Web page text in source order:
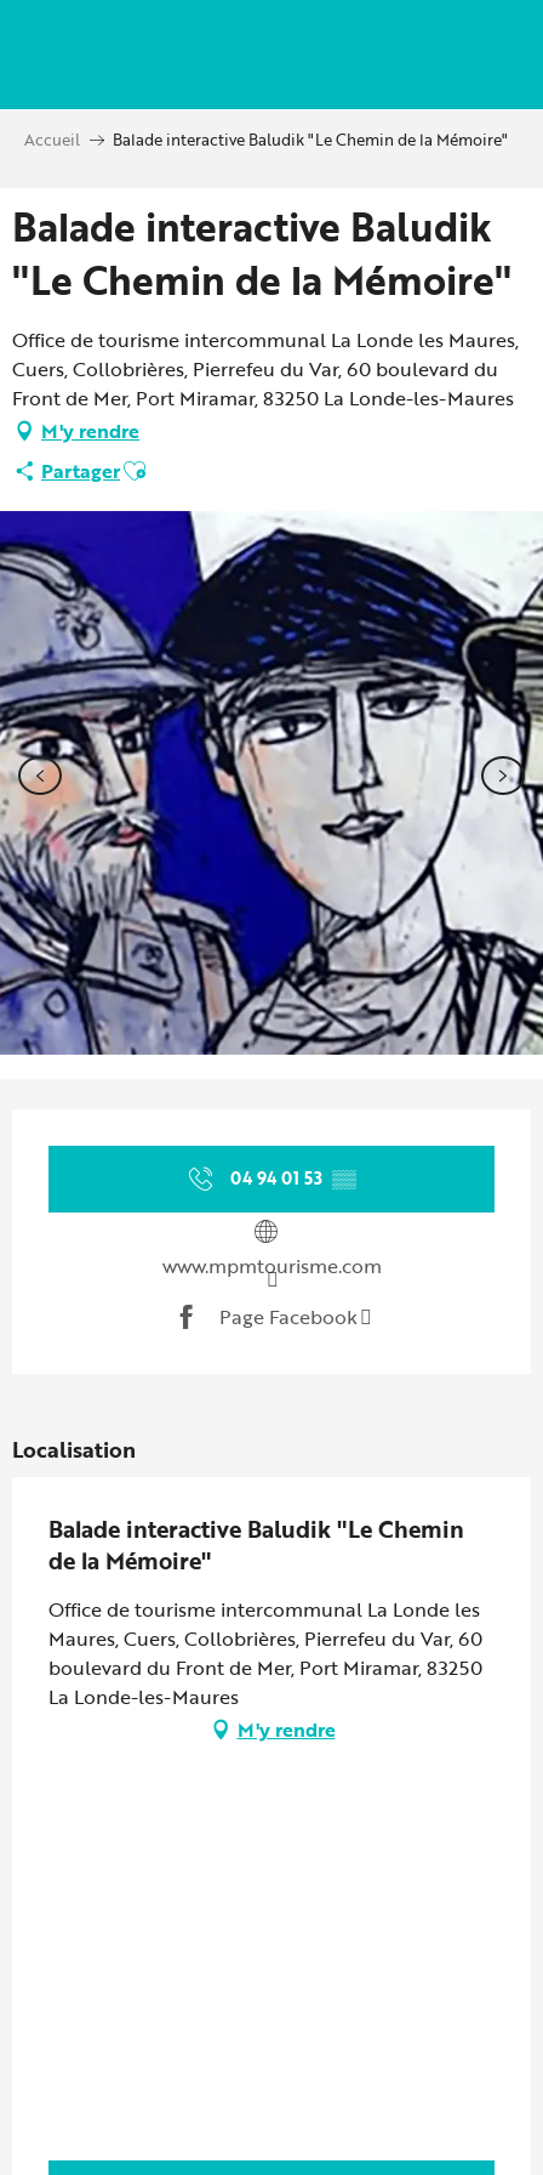
principal
Accueil Balade interactive Baludik "Le Chemin de la Mémoire"
Balade interactive Baludik
"Le Chemin de la Mémoire"
Office de tourisme intercommunal La Londe les Maures,
Cuers, Collobrières, Pierrefeu du Var, 60 boulevard du
Front de Mer, Port Miramar, 83250 La Londe-les-Maures
M'y rendre
PartagerAjouter aux favoris
04 94 01 53 ▒▒
www.mpmtourisme.com
Page Facebook
Localisation
Balade interactive Baludik "Le Chemin
de la Mémoire"
Office de tourisme intercommunal La Londe les
Maures, Cuers, Collobrières, Pierrefeu du Var, 60
boulevard du Front de Mer, Port Miramar, 83250
La Londe-les-Maures
M'y rendre